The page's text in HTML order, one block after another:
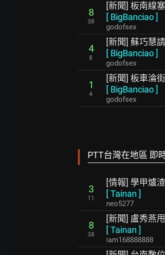
8
38
[新聞] 板南線
[ BigBanciao]
godofsex
4
8
[新聞] 蘇巧慧
[ BigBanciao]
godofsex
1
4
[新聞] 板車淪
[ BigBanciao]
godofsex
PTT台灣在地區 即
3
11
[情報] 學甲爐
[Tainan ]
neo5277
8
38
[新聞] 盧秀燕
[Tainan ]
iam168888888